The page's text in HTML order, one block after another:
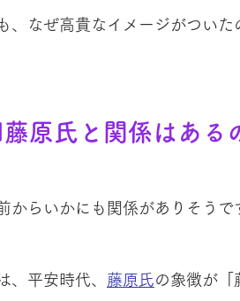
、なぜ高貴なイメージがつい
藤原氏と関係はある
からいかにも関係がありそうで
、平安時代、 藤原氏の象徴が「